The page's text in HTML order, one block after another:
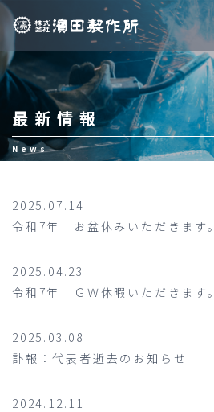
最新情報
News
2025.07.14
令和7年 お盆休みいただきます。
2025.04.23
令和7年 ＧＷ休暇いただきます。
2025.03.08
訃報：代表者逝去のお知らせ
2024.12.11